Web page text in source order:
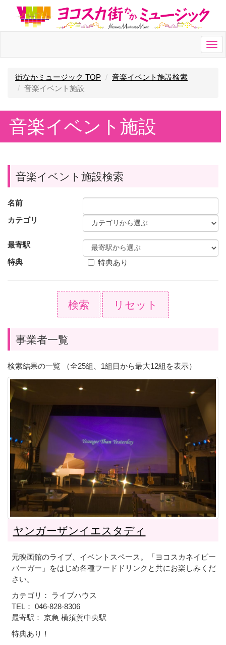
街なかミュージック TOP
音楽イベント施設検索
音楽イベント施設
音楽イベント施設
音楽イベント施設検索
名前
カテゴリ
最寄駅
特典
特典あり
検索 リセット
事業者一覧
検索結果の一覧 （全25組、1組目から最大12組を表示）
ヤンガーザンイエスタディ
元映画館のライブ、イベントスペース。「ヨコスカネイビー
バーガー」をはじめ各種フードドリンクと共にお楽しみくだ
さい。
カテゴリ： ライブハウス
TEL： 046-828-8306
最寄駅： 京急 横須賀中央駅
特典あり！